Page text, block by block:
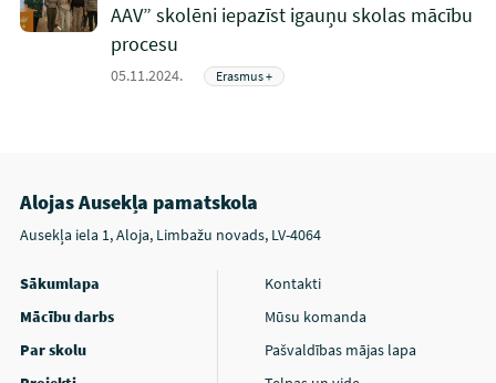
AAV” skolēni iepazīst igauņu skolas mācību
procesu
05.11.2024. Erasmus +
Alojas Ausekļa pamatskola
Ausekļa iela 1, Aloja, Limbažu novads, LV-4064
Sākumlapa
Mācību darbs
Par skolu
Kontakti
Mūsu komanda
Pašvaldības mājas lapa